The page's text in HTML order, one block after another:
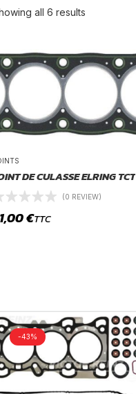
all 6 results
DE CULASSE ELRING TCT
(0 REVIEW)
€TTC
-43%